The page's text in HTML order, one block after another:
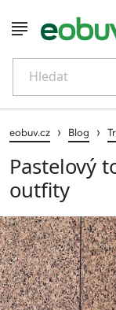
Hledat
eobuv.cz › Blog ›
Pastelový
outfity